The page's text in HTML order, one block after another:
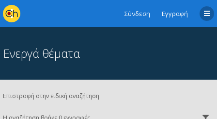
Σύνδεση Εγγραφή
Ενεργά θέματα
Επιστροφή στην ειδική αναζήτηση